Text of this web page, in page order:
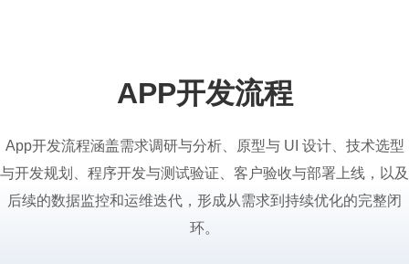
APP开发流程
App开发流程涵盖需求调研与分析、原型与 UI 设计、技术选型
与开发规划、程序开发与测试验证、客户验收与部署上线，以及
后续的数据监控和运维迭代，形成从需求到持续优化的完整闭
环。